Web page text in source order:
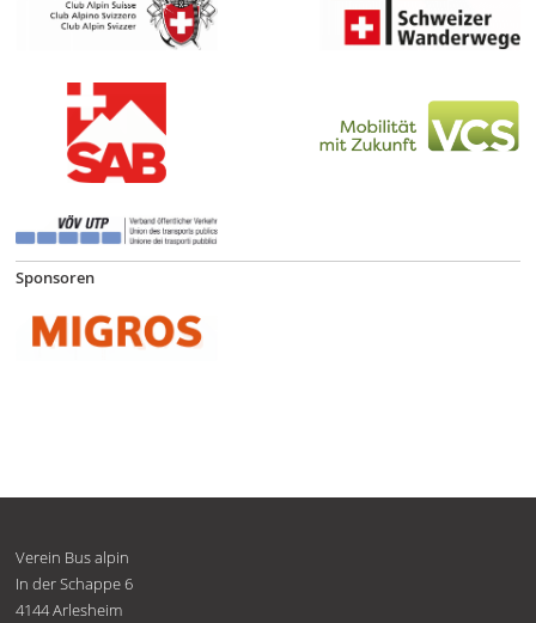
Sponsoren
Verein Bus alpin
In der Schappe 6
4144Arlesheim